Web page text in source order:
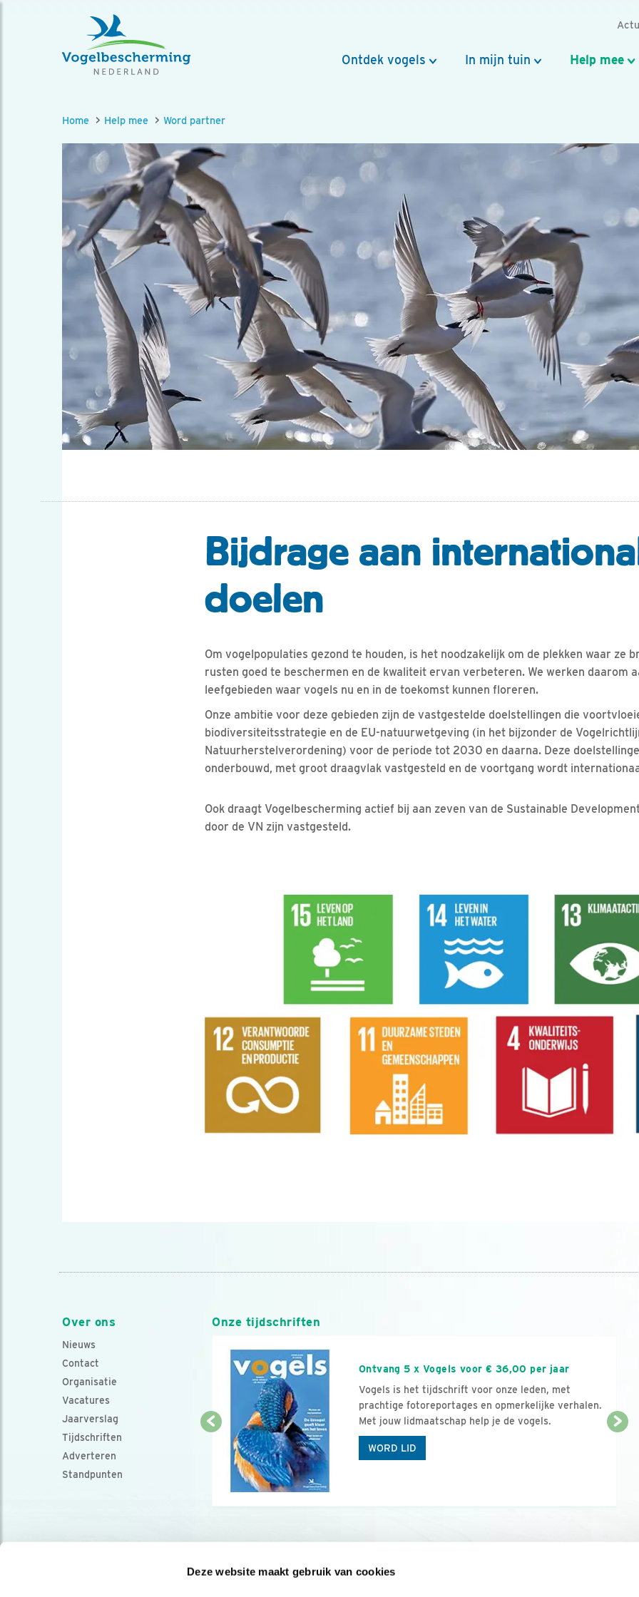
Deze website maakt gebruik van cookies
Ontdek vogels In mijn tuin Help mee
Home Help mee Word partner
Bijdrage aan
doelen
Om vogelpopulaties gezond te houden, is het noodzakelijk om de plekken waar ze
rusten goed te beschermen en de kwaliteit ervan verbeteren. We werken daarom
leefgebieden waar vogels nu en in de toekomst kunnen floreren.
Onze ambitie voor deze gebieden zijn de vastgestelde doelstellingen die
biodiversiteitsstrategie en de EU-natuurwetgeving (in het bijzonder de
Natuurherstelverordening) voor de periode tot 2030 en daarna. Deze
onderbouwd, met groot draagvlak vastgesteld en de voortgang wordt
Ook draagt Vogelbescherming actief bij aan zeven van de Sustainable Development
door de VN zijn vastgesteld.
Over ons
Nieuws
Contact
Organisatie
Vacatures
Jaarverslag
Tijdschriften
Adverteren
Standpunten
Onze tijdschriften
Ontvang 5 x Vogels voor € 36,00 per jaar
Vogels is het tijdschrift voor onze leden, met
prachtige fotoreportages en opmerkelijke verhalen.
Met jouw lidmaatschap help je de vogels.
WORD LID